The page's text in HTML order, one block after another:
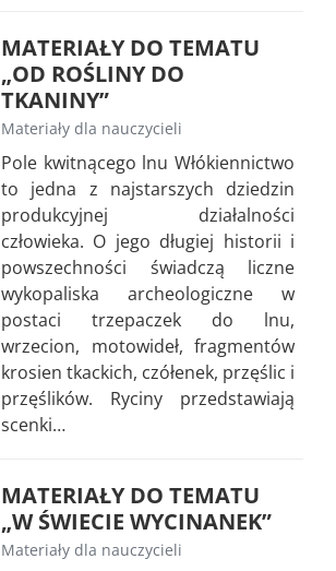
MATERIAŁY DO TEMATU
„OD ROŚLINY DO
TKANINY”
Materiały dla nauczycieli
Pole kwitnącego lnu Włókiennictwo
to jedna z najstarszych dziedzin
produkcyjnej działalności
człowieka. O jego długiej historii i
powszechności świadczą liczne
wykopaliska archeologiczne w
postaci trzepaczek do lnu,
wrzecion, motowideł, fragmentów
krosien tkackich, czółenek, przęślic i
przęślików. Ryciny przedstawiają
scenki…
MATERIAŁY DO TEMATU
„W ŚWIECIE WYCINANEK”
Materiały dla nauczycieli